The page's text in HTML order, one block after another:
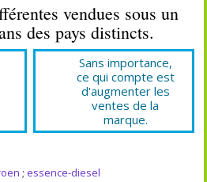
vendues sous un
des pays distincts.
Sans importance,
ce qui compte est
d'augmenter les
ventes de la
marque.
;essence-diesel